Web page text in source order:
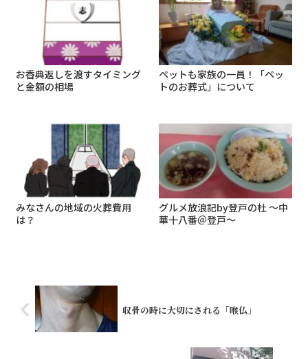
お香典返しを渡すタイミング
と金額の相場
ペットも家族の一員！「ペッ
トのお葬式」について
みなさんの地域の火葬費用
は？
グルメ放浪記by登戸の杜 ～中
華十八番＠登戸～
収骨の時に大切にされる「喉仏」